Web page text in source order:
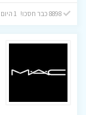
8898 כבר חסכו! 1 היום